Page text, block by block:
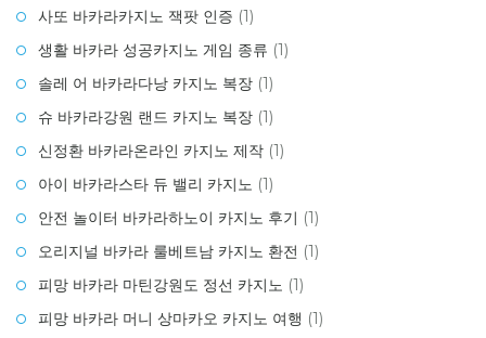
사또 바카라카지노 잭팟 인증 (1)
생활 바카라 성공카지노 게임 종류 (1)
솔레 어 바카라다낭 카지노 복장 (1)
슈 바카라강원 랜드 카지노 복장 (1)
신정환 바카라온라인 카지노 제작 (1)
아이 바카라스타 듀 밸리 카지노 (1)
안전 놀이터 바카라하노이 카지노 후기 (1)
오리지널 바카라 룰베트남 카지노 환전 (1)
피망 바카라 마틴강원도 정선 카지노 (1)
피망 바카라 머니 상마카오 카지노 여행 (1)